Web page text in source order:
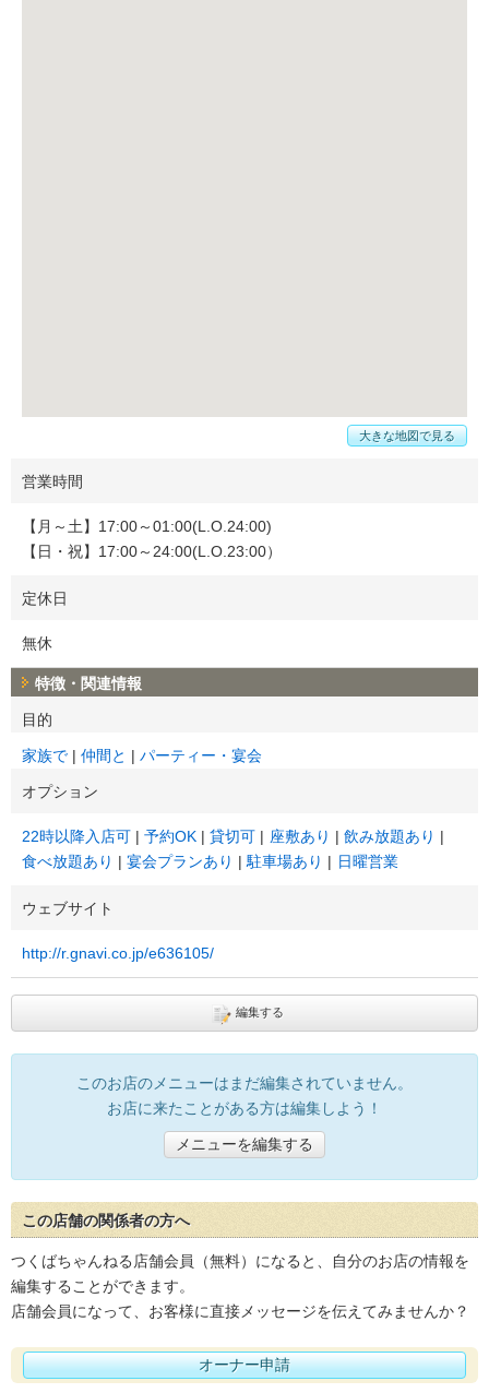
大きな地図で見る
営業時間
【月～土】17:00～01:00(L.O.24:00)
【日・祝】17:00～24:00(L.O.23:00）
定休日
無休
特徴・関連情報
目的
家族で 仲間と パーティー・宴会
オプション
22時以降入店可 予約OK 貸切可 座敷あり
飲み放題あり
食べ放題あり
宴会プランあり 駐車場あり 日曜営業
ウェブサイト
http://r.gnavi.co.jp/e636105/
編集する
このお店のメニューはまだ編集されていません。
お店に来たことがある方は編集しよう！
メニューを編集する
この店舗の関係者の方へ
つくばちゃんねる店舗会員（無料）になると、自分のお店の情報を
編集することができます。
店舗会員になって、お客様に直接メッセージを伝えてみませんか？
オーナー申請